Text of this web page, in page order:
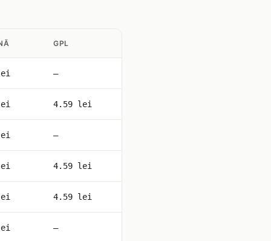
GPL
—
4.59 lei
—
4.59 lei
4.59 lei
—